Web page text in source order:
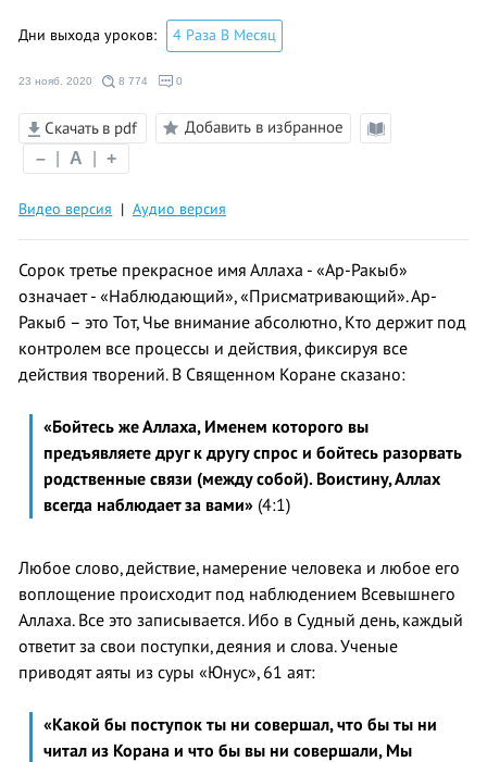
Дни выхода уроков: 4 Раза В Месяц
23 нояб. 2020 8 774 0
Скачать в pdf
Добавить в избранное
– A +
Видео версия | Аудио версия
Сорок третье прекрасное имя Аллаха - «Ар-Ракыб»
означает - «Наблюдающий», «Присматривающий». Ар-
Ракыб – это Тот, Чье внимание абсолютно, Кто держит под
контролем все процессы и действия, фиксируя все
действия творений. В Священном Коране сказано:
«Бойтесь же Аллаха, Именем которого вы
предъявляете друг к другу спрос и бойтесь разорвать
родственные связи (между собой). Воистину, Аллах
всегда наблюдает за вами» (4:1)
Любое слово, действие, намерение человека и любое его
воплощение происходит под наблюдением Всевышнего
Аллаха. Все это записывается. Ибо в Судный день, каждый
ответит за свои поступки, деяния и слова. Ученые
приводят аяты из суры «Юнус», 61 аят:
«Какой бы поступок ты ни совершал, что бы ты ни
читал из Корана и что бы вы ни совершали, Мы